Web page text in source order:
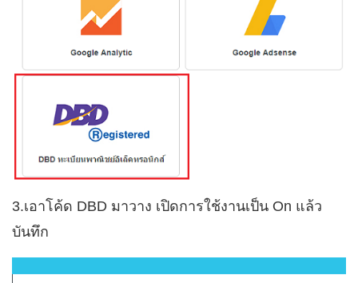
3.เอาโค้ด DBD มาวาง เปิดการใช้งานเป็น On แล้ว
บันทึก